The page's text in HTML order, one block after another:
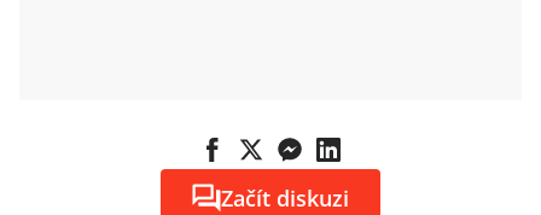
Začít diskuzi